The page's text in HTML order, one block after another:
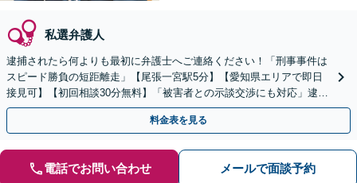
私選弁護人
逮捕されたら何よりも最初に弁護士へご連絡ください！「刑事事件は
スピード勝負の短距離走」【尾張一宮駅5分】【愛知県エリアで即日
接見可】【初回相談30分無料】「被害者との示談交渉にも対応」逮捕
前：強硬な取り調べにお悩みの方も相談可【完全個室制】
料金表を見る
電話でお問い合わせ メールで面談予約